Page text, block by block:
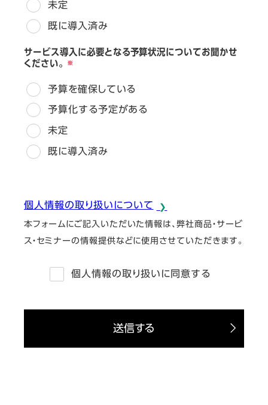
未定
既に導入済み
サービス導入に必要となる予算状況についてお聞かせ
ください。
予算を確保している
予算化する予定がある
未定
既に導入済み
個人情報の取り扱いについて
本フォームにご記入いただいた情報は、弊社商品・サービ
ス・セミナーの情報提供などに使用させていただきます。
個人情報の取り扱いに同意する
送信する